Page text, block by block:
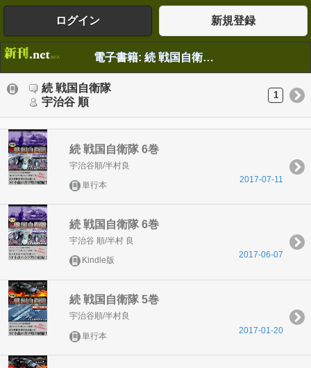
ログイン 新規登録
電子書籍: 続 戦国自衛隊 宇治谷 順
続 戦国自衛隊
宇治谷 順
1
続 戦国自衛隊 6巻
宇治谷順/半村良
単行本
2017-07-11
続 戦国自衛隊 6巻
宇治谷 順/半村 良
Kindle版
2017-06-07
続 戦国自衛隊 5巻
宇治谷順/半村良
単行本
2017-01-20